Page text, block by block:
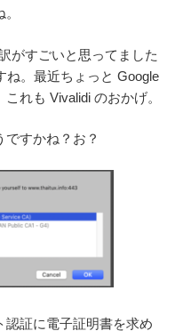
がすごいと思ってました
ね。最近ちょっと Google
れも Vivalidi のおかげ。
すかね？お？
証に電子証明書を求め